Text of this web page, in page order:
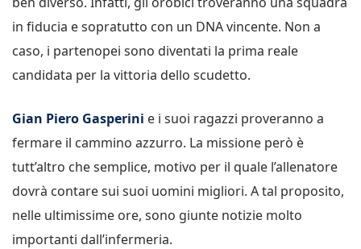
in fiducia e sopratutto con un DNA vincente. Non a
caso, i partenopei sono diventati la prima reale
candidata per la vittoria dello scudetto.
Gian Piero Gasperini e i suoi ragazzi proveranno a
fermare il cammino azzurro. La missione però è
tutt’altro che semplice, motivo per il quale l’allenatore
dovrà contare sui suoi uomini migliori. A tal proposito,
nelle ultimissime ore, sono giunte notizie molto
importanti dall’infermeria.